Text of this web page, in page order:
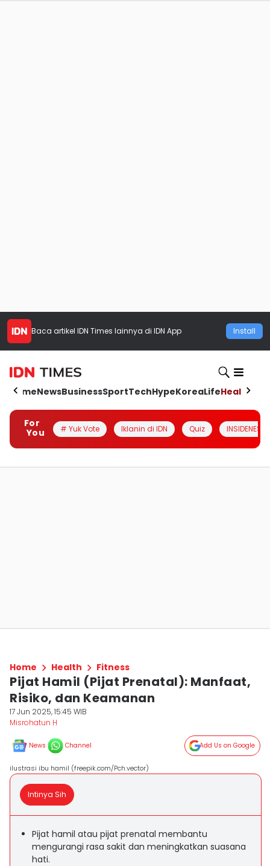
Baca artikel IDN Times lainnya di IDN App Install
HomeNewsBusinessSportTechHypeKoreaLifeHealth
For
You
# Yuk Vote Iklanin di IDN Quiz INSIDENESIA
Home Health Fitness
Pijat Hamil (Pijat Prenatal): Manfaat,
Risiko, dan Keamanan
17 Jun 2025, 15:45 WIB
Misrohatun H
News Channel Add Us on Google
ilustrasi ibu hamil (freepik.com/Pch.vector)
Intinya Sih
Pijat hamil atau pijat prenatal membantu
mengurangi rasa sakit dan meningkatkan suasana
hati.